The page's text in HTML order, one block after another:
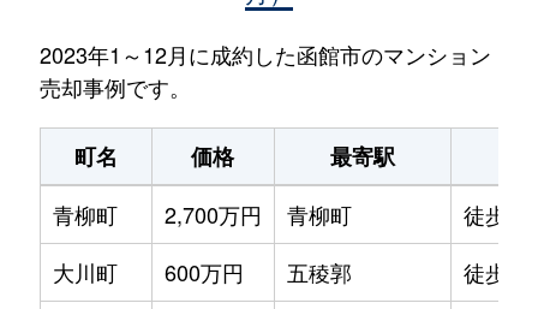
2023年1～12月に成約した函館市のマンション
売却事例です。
町名 価格 最寄駅
青柳町
2,700万円 青柳町
徒歩0
大川町
600万円 五稜郭
徒歩14